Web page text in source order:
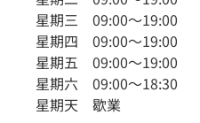
星期三 09:00～19:00
星期四 09:00～19:00
星期五 09:00～19:00
星期六 09:00～18:30
星期天 歇業